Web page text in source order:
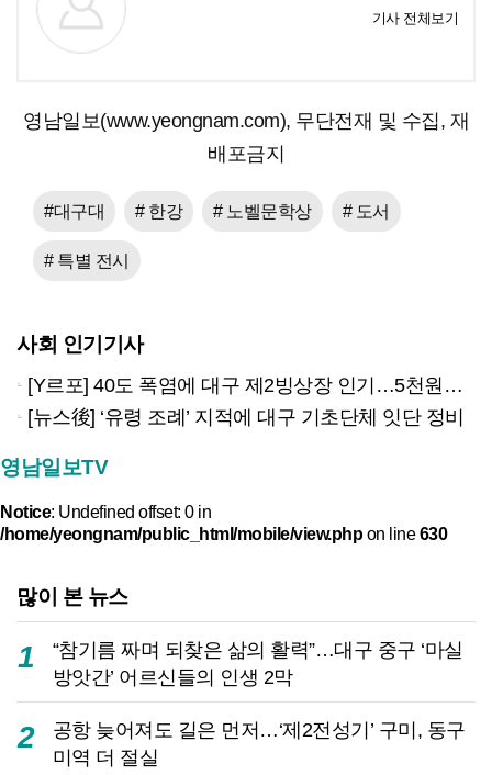
기사 전체보기
영남일보(www.yeongnam.com), 무단전재 및 수집, 재
배포금지
#대구대 # 한강 # 노벨문학상 # 도서
# 특별 전시
사회 인기기사
[Y르포] 40도 폭염에 대구 제2빙상장 인기…5천원으로 즐기는 ‘피서’
[뉴스後] ‘유령 조례’ 지적에 대구 기초단체 잇단 정비
영남일보TV
Notice: Undefined offset: 0 in
/home/yeongnam/public_html/mobile/view.phpon line630
많이 본 뉴스
1
“참기름 짜며 되찾은 삶의 활력”…대구 중구 ‘마실
방앗간’ 어르신들의 인생 2막
2
공항 늦어져도 길은 먼저…‘제2전성기’ 구미, 동구
미역 더 절실